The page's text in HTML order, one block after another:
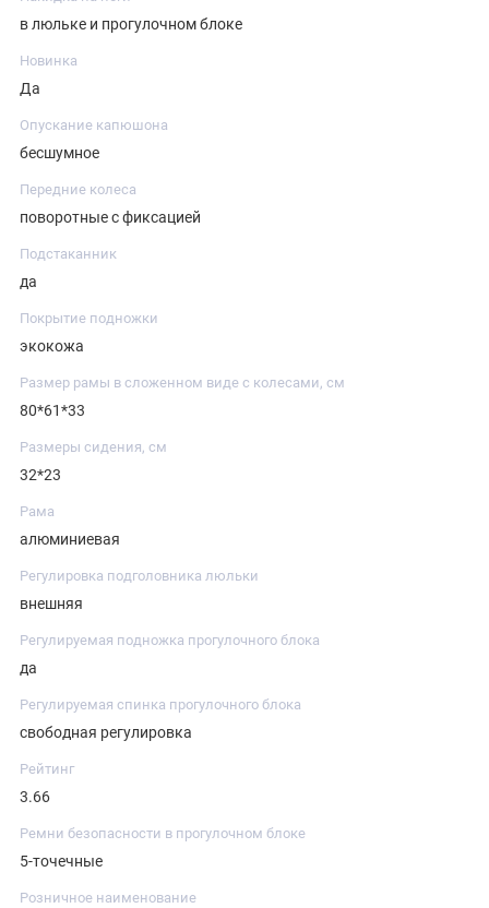
в люльке и прогулочном блоке
Новинка
Да
Опускание капюшона
бесшумное
Передние колеса
поворотные с фиксацией
Подстаканник
да
Покрытие подножки
экокожа
Размер рамы в сложенном виде с колесами, см
80*61*33
Размеры сидения, см
32*23
Рама
алюминиевая
Регулировка подголовника люльки
внешняя
Регулируемая подножка прогулочного блока
да
Регулируемая спинка прогулочного блока
свободная регулировка
Рейтинг
3.66
Ремни безопасности в прогулочном блоке
5-точечные
Розничное наименование